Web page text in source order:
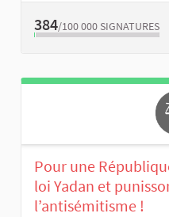
384/100 000 SIGNATURES
Pour une
loi Yadan et
l’antisémitisme !